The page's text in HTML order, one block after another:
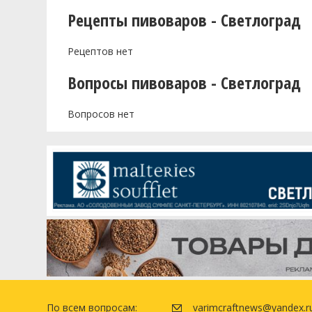
Рецепты пивоваров - Светлоград
Рецептов нет
Вопросы пивоваров - Светлоград
Вопросов нет
По всем вопросам: